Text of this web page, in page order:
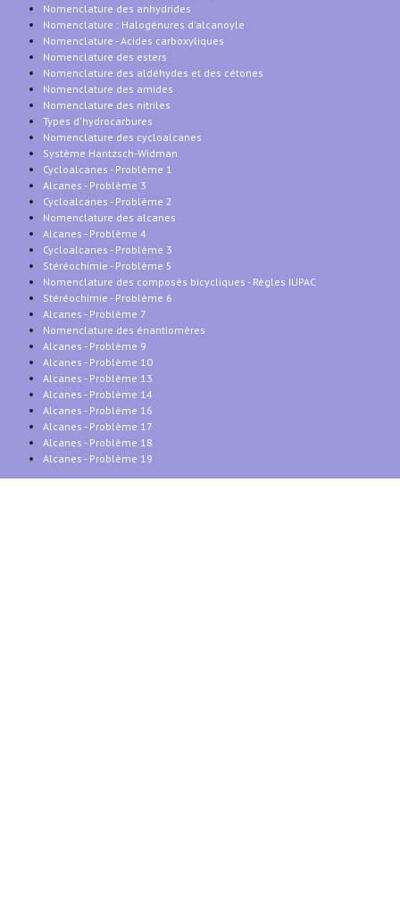
Nomenclature des anhydrides
Nomenclature : Halogénures d'alcanoyle
Nomenclature - Acides carboxyliques
Nomenclature des esters
Nomenclature des aldéhydes et des cétones
Nomenclature des amides
Nomenclature des nitriles
Types d'hydrocarbures
Nomenclature des cycloalcanes
Système Hantzsch-Widman
Cycloalcanes - Problème 1
Alcanes - Problème 3
Cycloalcanes - Problème 2
Nomenclature des alcanes
Alcanes - Problème 4
Cycloalcanes - Problème 3
Stéréochimie - Problème 5
Nomenclature des composés bicycliques - Règles IUPAC
Stéréochimie - Problème 6
Alcanes - Problème 7
Nomenclature des énantiomères
Alcanes - Problème 9
Alcanes - Problème 10
Alcanes - Problème 13
Alcanes - Problème 14
Alcanes - Problème 16
Alcanes - Problème 17
Alcanes - Problème 18
Alcanes - Problème 19